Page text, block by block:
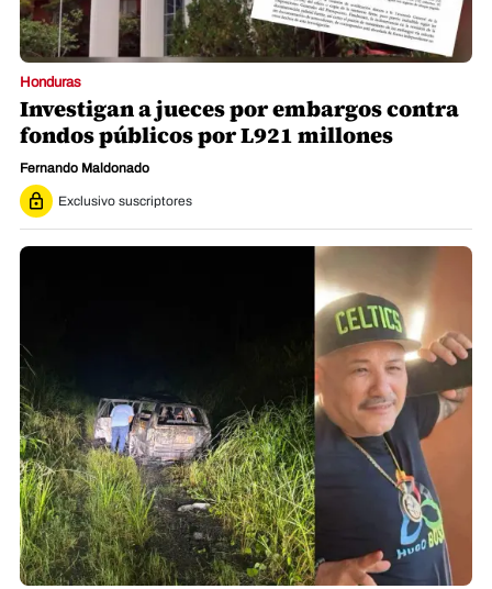
Honduras
Investigan a jueces por embargos contra
fondos públicos por L921 millones
Fernando Maldonado
Exclusivo suscriptores